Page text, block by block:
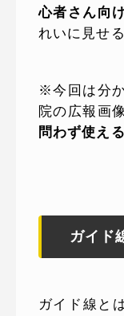
心者さん向
れいに見せ
※今回は分
院の広報画
問わず使え
ガイド
ガイド線と